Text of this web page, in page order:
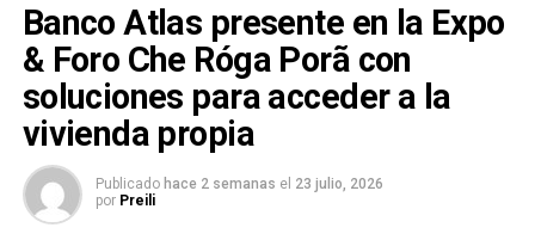
Banco Atlas presente en la Expo
& Foro Che Róga Porã con
soluciones para acceder a la
vivienda propia
Publicado hace 2 semanas el 23 julio, 2026
por Preili